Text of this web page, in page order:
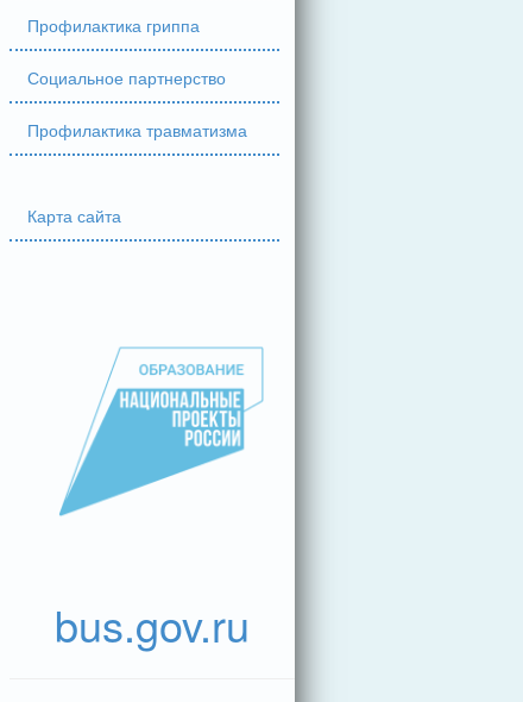
Профилактика гриппа
Социальное партнерство
Профилактика травматизма
Карта сайта
bus.gov.ru